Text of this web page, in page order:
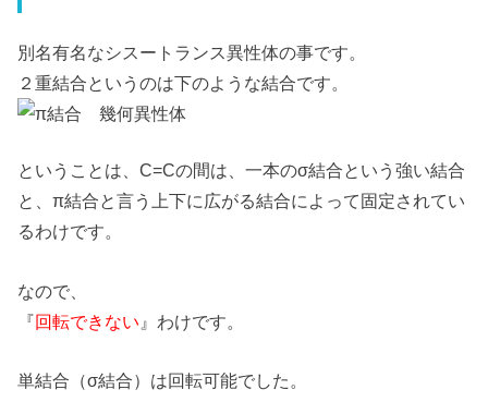
別名有名なシスートランス異性体の事です。
２重結合というのは下のような結合です。
ということは、C=Cの間は、一本のσ結合という強い結合
と、π結合と言う上下に広がる結合によって固定されてい
るわけです。
なので、
『回転できない 』わけです。
単結合（σ結合）は回転可能でした。